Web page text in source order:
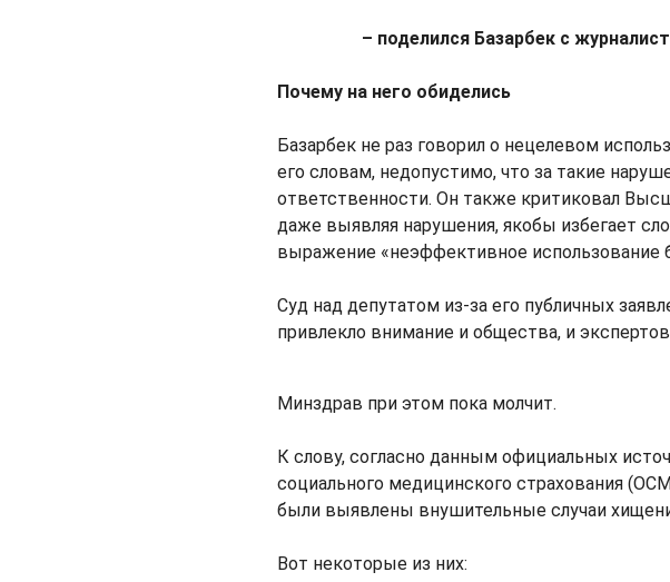
– поделился Базарбек с
Почему на него обиделись
Базарбек не раз говорил о нецелевом
его словам, недопустимо, что за такие
ответственности. Он также критиковал
даже выявляя нарушения, якобы избегает
выражение «неэффективное использование
Суд над депутатом из-за его публичных
привлекло внимание и общества, и
Минздрав при этом пока молчит.
К слову, согласно данным официальных
социального медицинского страхования
были выявлены внушительные случаи
Вот некоторые из них: